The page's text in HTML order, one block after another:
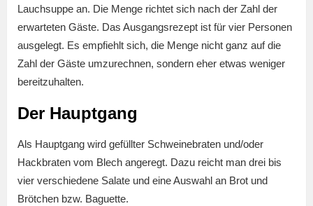
Lauchsuppe an. Die Menge richtet sich nach der Zahl der
erwarteten Gäste. Das Ausgangsrezept ist für vier Personen
ausgelegt. Es empfiehlt sich, die Menge nicht ganz auf die
Zahl der Gäste umzurechnen, sondern eher etwas weniger
bereitzuhalten.
Der Hauptgang
Als Hauptgang wird gefüllter Schweinebraten und/oder
Hackbraten vom Blech angeregt. Dazu reicht man drei bis
vier verschiedene Salate und eine Auswahl an Brot und
Brötchen bzw. Baguette.